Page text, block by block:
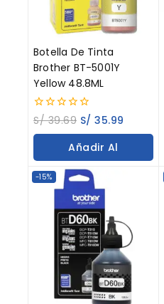
Botella De Tinta
Brother BT-5001Y
Yellow 48.8ML
0
out
of
S/39.69 S/ 35.99
Añadir Al
Carrito
-15%